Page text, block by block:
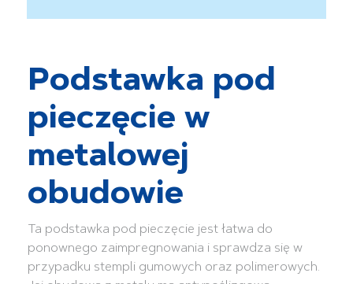
Podstawka pod
pieczęcie w
metalowej
obudowie
Ta podstawka pod pieczęcie jest łatwa do
ponownego zaimpregnowania i sprawdza się w
przypadku stempli gumowych oraz polimerowych.